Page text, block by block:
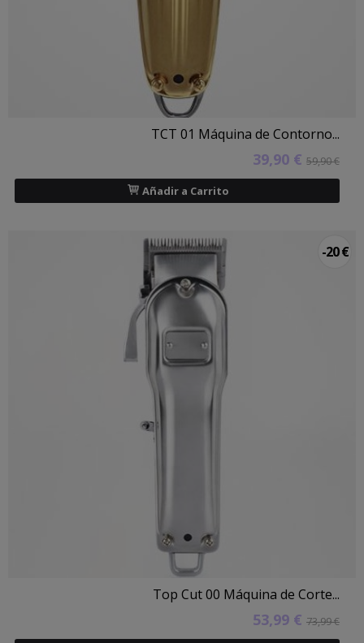
TCT 01 Máquina de Contorno...
39,90 € 59,90 €
Añadir a Carrito
-20 €
Top Cut 00 Máquina de Corte...
53,99 € 73,99 €